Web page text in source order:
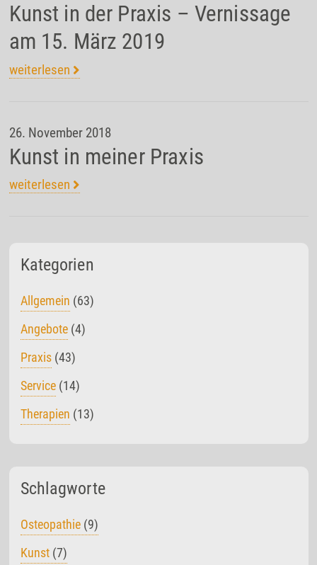
Kunst in der Praxis – Vernissage
am 15. März 2019
weiterlesen
26. November 2018
Kunst in meiner Praxis
weiterlesen
Kategorien
Allgemein (63)
Angebote(4)
Praxis(43)
Service(14)
Therapien (13)
Schlagworte
Osteopathie (9)
Kunst (7)